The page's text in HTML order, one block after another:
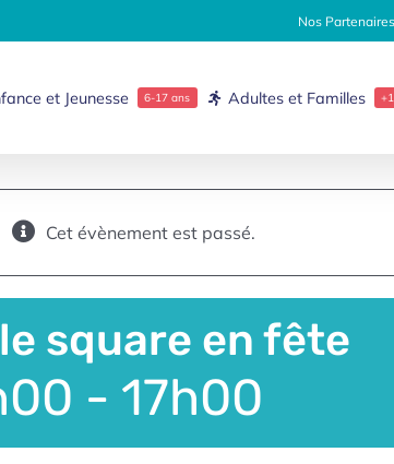
Nos Partenaires
et Jeunesse 6-17 ans Adultes et Familles
Cet évènement est passé.
square en fête
- 17h00